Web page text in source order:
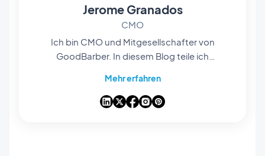
Jerome Granados
CMO
Ich bin CMO und Mitgesellschafter von
GoodBarber. In diesem Blog teile ich
GoodBarber herausholen können, Analysen zu
den Trends, die die Mobile- und No-Code-Welt
Mehr erfahren